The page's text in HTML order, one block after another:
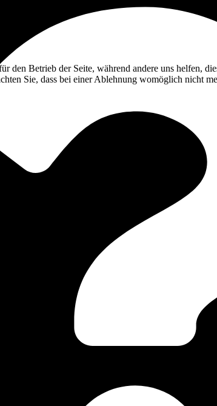
den Betrieb der Seite, während andere uns helfen,
Sie, dass bei einer Ablehnung womöglich nicht